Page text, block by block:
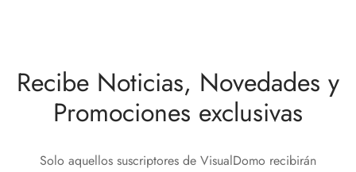
Recibe Noticias, Novedades y
Promociones exclusivas
Solo aquellos suscriptores de VisualDomo recibirán